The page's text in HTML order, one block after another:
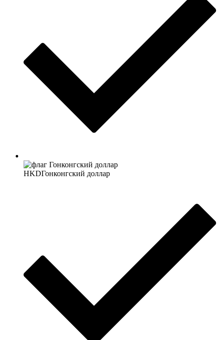
HKDГонконгский доллар